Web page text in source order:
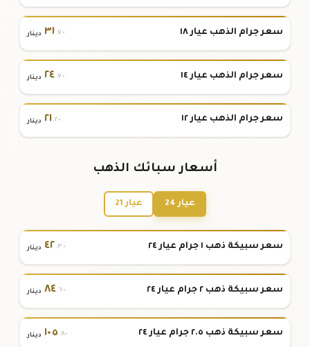
سعر جرام الذهب عيار ١٨ ٣١.٧٠ دينار
سعر جرام الذهب عيار ١٤ ٢٤.٧٠ دينار
سعر جرام الذهب عيار ١٢ ٢١.٢٠ دينار
أسعار سبائك الذهب
عيار 24 عيار 21
سعر سبيكة ذهب ١ جرام عيار ٢٤ ٤٢.٣٠ دينار
سعر سبيكة ذهب ٢ جرام عيار ٢٤ ٨٤.٦٠ دينار
سعر سبيكة ذهب ٢.٥ جرام عيار ٢٤ ١٠٥.٨٠ دينار